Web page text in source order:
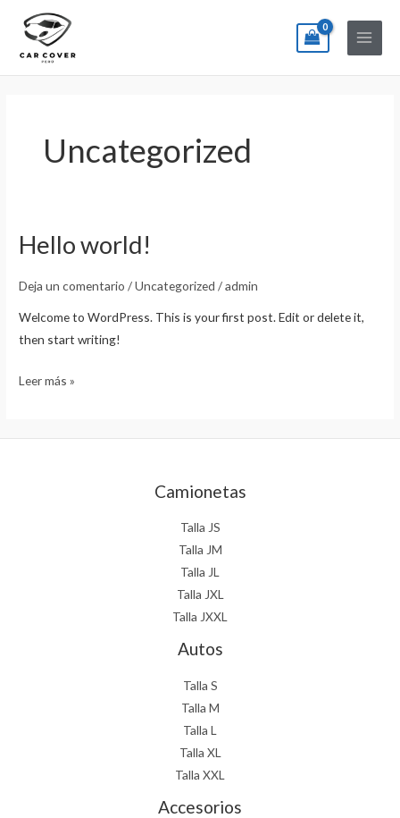
contenido
Menu
Uncategorized
Hello world!
Deja un comentario /Uncategorized /admin
Welcome to WordPress. This is your first post. Edit or delete it,
then start writing!
Hello
Leer más »
Camionetas
Talla JS
Talla JM
Talla JL
Talla JXL
Talla JXXL
Autos
Talla S
Talla M
Talla L
Talla XL
Talla XXL
Accesorios